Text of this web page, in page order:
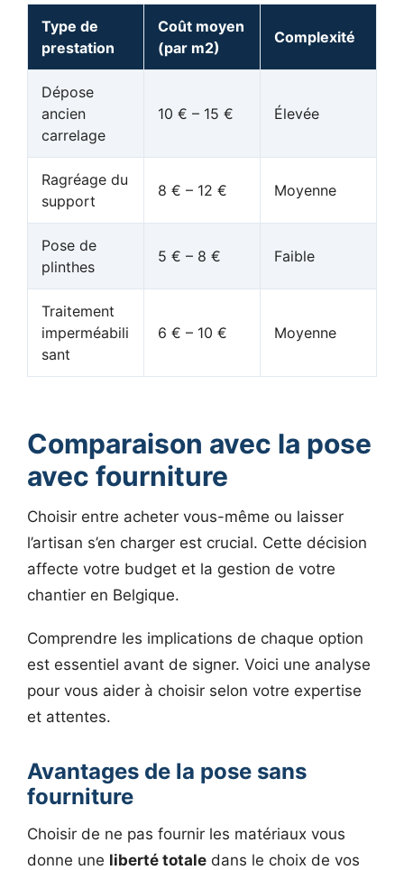
Type de
prestation
Coût moyen
(par m2)
Complexité
Dépose
ancien
carrelage
10 € – 15 € Élevée
Ragréage du
support
8 € – 12 € Moyenne
Pose de
plinthes
5 € – 8 € Faible
Traitement
imperméabili
sant
6 € – 10 € Moyenne
Comparaison avec la pose
avec fourniture
Choisir entre acheter vous-même ou laisser
l’artisan s’en charger est crucial. Cette décision
affecte votre budget et la gestion de votre
chantier en Belgique.
Comprendre les implications de chaque option
est essentiel avant de signer. Voici une analyse
pour vous aider à choisir selon votre expertise
et attentes.
Avantages de la pose sans
fourniture
Choisir de ne pas fournir les matériaux vous
donne une liberté totale dans le choix de vos